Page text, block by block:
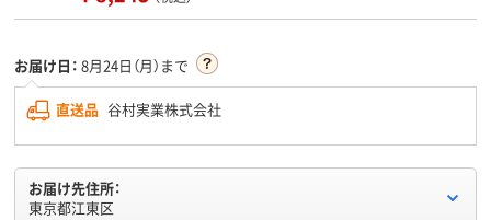
お届け日： 8月24日（月）まで
直送品 谷村実業株式会社
お届け先住所：
東京都江東区